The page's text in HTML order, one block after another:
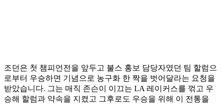
조던은 첫 챔피언전을 앞두고 불스 홍보 담당자였던 팀 할럼으
로부터 우승하면 기념으로 농구화 한 짝을 벗어달라는 요청을
받았습니다. 그는 매직 존슨이 이끄는 LA 레이커스를 꺾고 우
승해 할럼과 약속을 지켰고 그후로도 우승을 위해 이 전통을